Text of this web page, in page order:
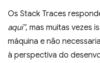
Os Stack Traces
aqui”, mas muitas vezes
máquina e não
à perspectiva do